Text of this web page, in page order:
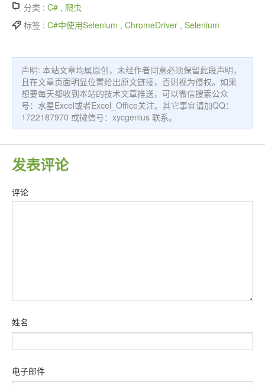
分类 : C# , 爬虫
标签 : C#中使用Selenium , ChromeDriver , Selenium
声明: 本站文章均属原创，未经作者同意必须保留此段声明，
且在文章页面明显位置给出原文链接，否则视为侵权。如果
想要每天都收到本站的技术文章推送，可以微信搜索公众
号：水星Excel或者Excel_Office关注。其它事宜请加QQ：
1722187970 或微信号：xycgenius 联系。
发表评论
评论
姓名
电子邮件